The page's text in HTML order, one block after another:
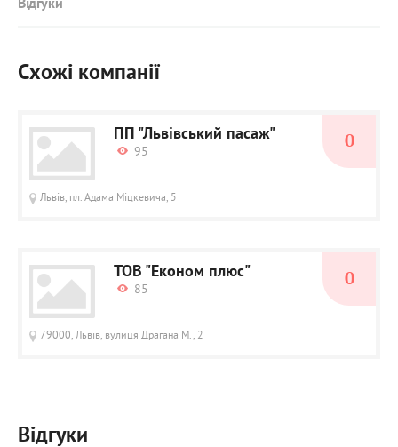
Відгуки
Схожі компанії
ПП "Львівський пасаж"
95
Львів, пл. Адама Міцкевича, 5
0
ТОВ "Економ плюс"
85
79000, Львів, вулиця Драгана М., 2
0
Відгуки